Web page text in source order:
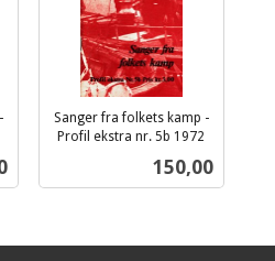
Sanger fra folkets kamp -
Profil ekstra nr. 5b 1972
Pris
150,00